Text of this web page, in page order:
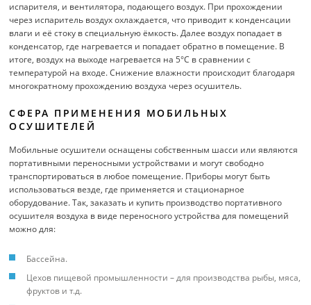
испарителя, и вентилятора, подающего воздух. При прохождении
через испаритель воздух охлаждается, что приводит к конденсации
влаги и её стоку в специальную ёмкость. Далее воздух попадает в
конденсатор, где нагревается и попадает обратно в помещение. В
итоге, воздух на выходе нагревается на 5°С в сравнении с
температурой на входе. Снижение влажности происходит благодаря
многократному прохождению воздуха через осушитель.
СФЕРА ПРИМЕНЕНИЯ МОБИЛЬНЫХ
ОСУШИТЕЛЕЙ
Мобильные осушители оснащены собственным шасси или являются
портативными переносными устройствами и могут свободно
транспортироваться в любое помещение. Приборы могут быть
использоваться везде, где применяется и стационарное
оборудование. Так, заказать и купить производство портативного
осушителя воздуха в виде переносного устройства для помещений
можно для:
Бассейна.
Цехов пищевой промышленности – для производства рыбы, мяса,
фруктов и т.д.